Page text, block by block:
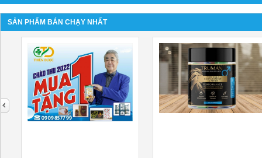
SẢN PHẨM BÁN CHẠY NHẤT
next